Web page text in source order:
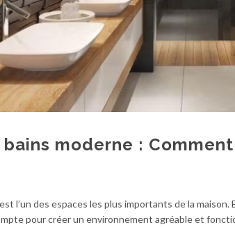
moderne :
l’un des espaces les plus importants de la
pour créer un environnement agréable et